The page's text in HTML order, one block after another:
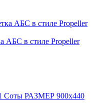
в стиле Propeller